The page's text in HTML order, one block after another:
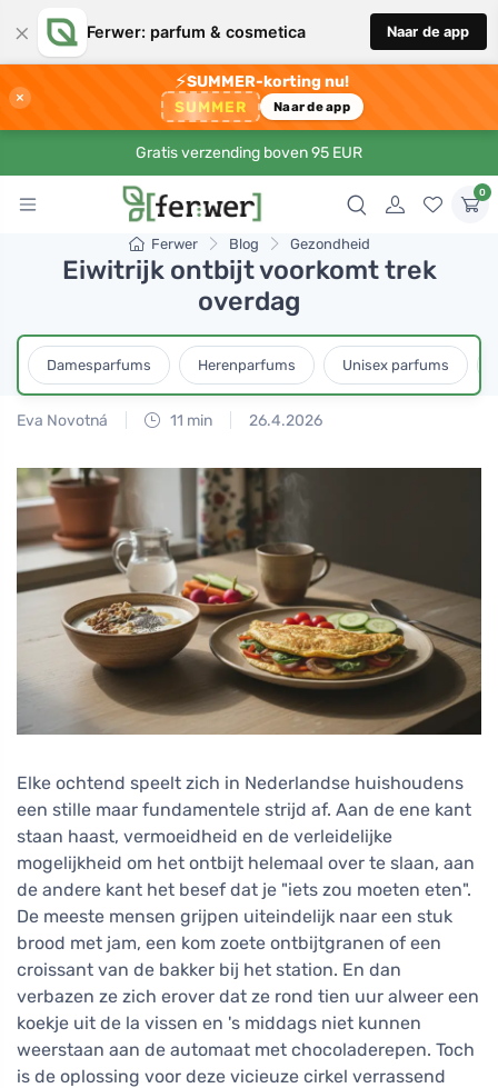
× Ferwer: parfum & cosmetica Naar de app
×
⚡SUMMER-korting nu!
SUMMER Naar de app
Gratis verzending boven 95 EUR
0
Ferwer Blog Gezondheid
Eiwitrijk ontbijt voorkomt trek
overdag
Damesparfums Herenparfums Unisex parfums
Eva Novotná 11 min 26.4.2026
Elke ochtend speelt zich in Nederlandse huishoudens
een stille maar fundamentele strijd af. Aan de ene kant
staan haast, vermoeidheid en de verleidelijke
mogelijkheid om het ontbijt helemaal over te slaan, aan
de andere kant het besef dat je "iets zou moeten eten".
De meeste mensen grijpen uiteindelijk naar een stuk
brood met jam, een kom zoete ontbijtgranen of een
croissant van de bakker bij het station. En dan
verbazen ze zich erover dat ze rond tien uur alweer een
koekje uit de la vissen en 's middags niet kunnen
weerstaan aan de automaat met chocoladerepen. Toch
is de oplossing voor deze vicieuze cirkel verrassend